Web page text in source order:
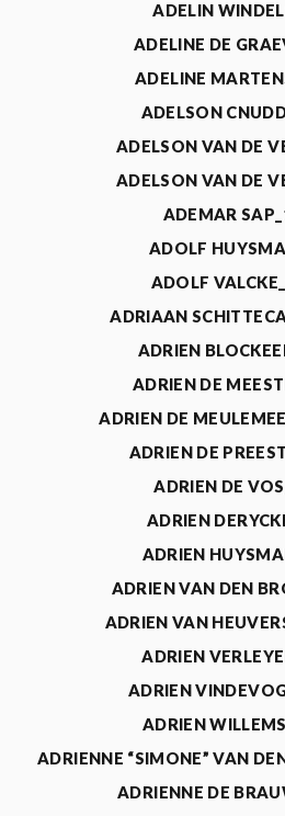
ADELIN
ADELINE DE
ADELINE
ADELSON
ADELSON VAN DE
ADELSON VAN DE
ADEMAR
ADOLF
ADOLF
ADRIAAN
ADRIEN
ADRIEN DE
ADRIEN DE
ADRIEN DE
ADRIEN DE
ADRIEN
ADRIEN
ADRIEN VAN DEN
ADRIEN VAN
ADRIEN
ADRIEN
ADRIEN
ADRIENNE “SIMONE” VAN
ADRIENNE DE